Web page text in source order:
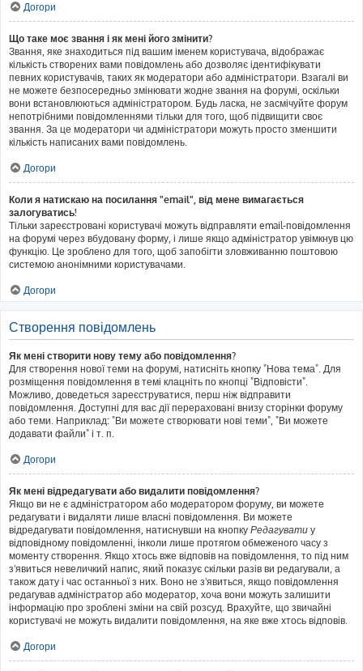
Догори
Що таке моє звання і як мені його змінити?
Звання, яке знаходиться під вашим іменем користувача, відображає
кількість створених вами повідомлень або дозволяє ідентифікувати
певних користувачів, таких як модератори або адміністратори. Взагалі ви
не можете безпосередньо змінювати жодне звання на форумі, оскільки
вони встановлюються адміністратором. Будь ласка, не засмічуйте форум
непотрібними повідомленнями тільки для того, щоб підвищити своє
звання. За це модератори чи адміністратори можуть просто зменшити
кількість написаних вами повідомлень.
Догори
Коли я натискаю на посилання "email", від мене вимагається
залогуватись!
Тільки зареєстровані користувачі можуть відправляти email-повідомлення
на форумі через вбудовану форму, і лише якщо адміністратор увімкнув цю
функцію. Це зроблено для того, щоб запобігти зловживанню поштовою
системою анонімними користувачами.
Догори
Створення повідомлень
Як мені створити нову тему або повідомлення?
Для створення нової теми на форумі, натисніть кнопку "Нова тема". Для
розміщення повідомлення в темі клацніть по кнопці "Відповісти".
Можливо, доведеться зареєструватися, перш ніж відправити
повідомлення. Доступні для вас дії перераховані внизу сторінки форуму
або теми. Наприклад: "Ви можете створювати нові теми", "Ви можете
додавати файли" і т. п.
Догори
Як мені відредагувати або видалити повідомлення?
Якщо ви не є адміністратором або модератором форуму, ви можете
редагувати і видаляти лише власні повідомлення. Ви можете
відредагувати повідомлення, натиснувши на кнопку Редагувати у
відповідному повідомленні, інколи лише протягом обмеженого часу з
моменту створення. Якщо хтось вже відповів на повідомлення, то під ним
з'явиться невеличкий напис, який показує скільки разів ви редагували, а
також дату і час останньої з них. Воно не з'явиться, якщо повідомлення
редагував адміністратор або модератор, хоча вони можуть залишити
інформацію про зроблені зміни на свій розсуд. Врахуйте, що звичайні
користувачі не можуть видалити повідомлення, на яке вже хтось відповів.
Догори